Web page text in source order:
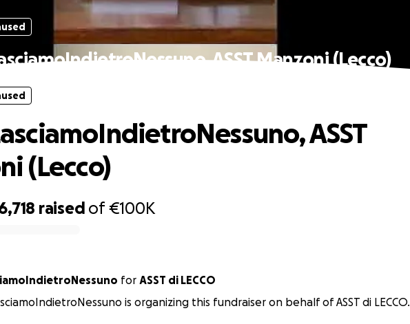
ASST Manzoni (Lecco)
raised of€100K
ASST
(Lecco)
for ASST di LECCO
is organizing this fundraiser on behalf of ASST di LECCO.